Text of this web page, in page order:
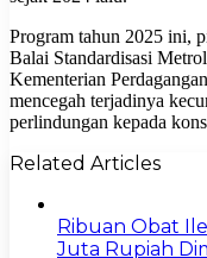
Program tahun 2025 ini,
Balai Standardisasi
Kementerian
mencegah terjadinya
perlindungan kepada
Related Articles
Ribuan Obat
Juta Rupiah